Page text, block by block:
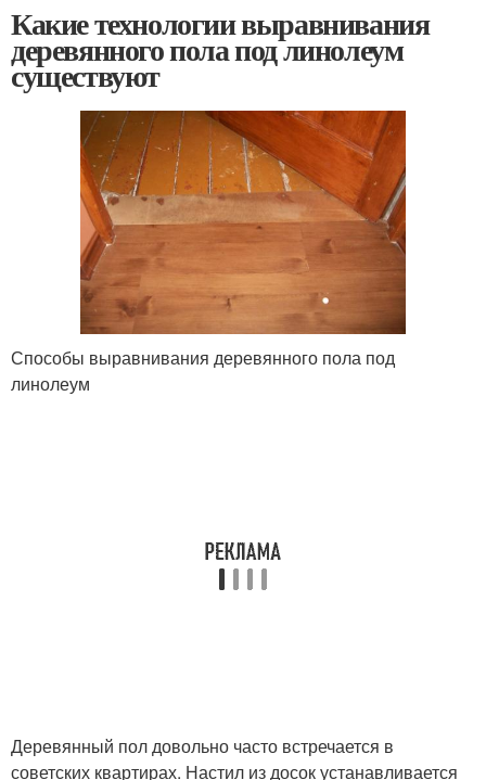
Какие технологии выравнивания
деревянного пола под линолеум
существуют
Способы выравнивания деревянного пола под
линолеум
Деревянный пол довольно часто встречается в
советских квартирах. Настил из досок устанавливается